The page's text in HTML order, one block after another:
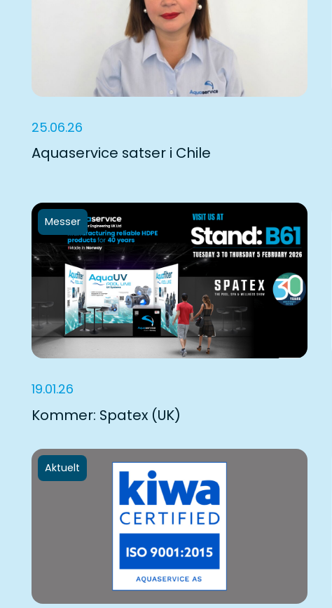
25.06.26
Aquaservice satser i Chile
Messer
19.01.26
Kommer: Spatex (UK)
Aktuelt